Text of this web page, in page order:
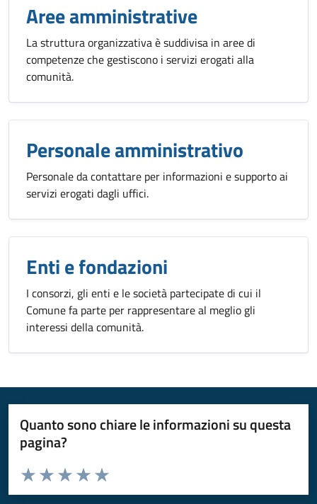
Aree amministrative
La struttura organizzativa è suddivisa in aree di
competenze che gestiscono i servizi erogati alla
comunità.
Personale amministrativo
Personale da contattare per informazioni e supporto ai
servizi erogati dagli uffici.
Enti e fondazioni
I consorzi, gli enti e le società partecipate di cui il
Comune fa parte per rappresentare al meglio gli
interessi della comunità.
Quanto sono chiare le informazioni su questa
pagina?
Valuta da 1 a 5 stelle la pagina
Valuta 5 stelle su 5
Valuta 4 stelle su 5
Valuta 3 stelle su 5
Valuta 2 stelle su 5
Valuta 1 stelle su 5